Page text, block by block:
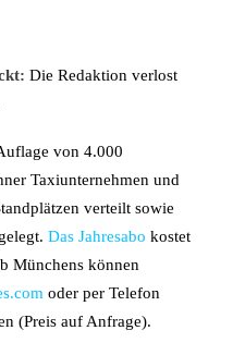
Die Redaktion verlost
von 4.000
Taxiunternehmen und
verteilt sowie
Das Jahresabo kostet
Münchens können
oder per Telefon
(Preis auf Anfrage).